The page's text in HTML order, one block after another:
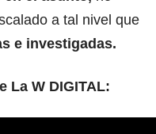
a tal nivel que
e investigadas.
La W DIGITAL: